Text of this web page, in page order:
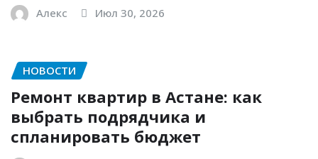
Алекс Июл 30, 2026
НОВОСТИ
Ремонт квартир в Астане: как
выбрать подрядчика и
спланировать бюджет